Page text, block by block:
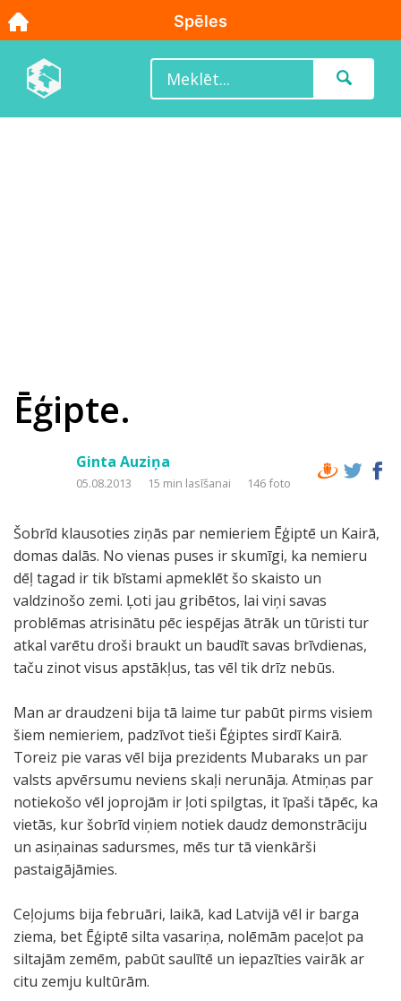
Ēģipte.
Ginta Auziņa
05.08.2013 15 min lasīšanai 146 foto
Šobrīd klausoties ziņās par nemieriem Ēģiptē un Kairā,
domas dalās. No vienas puses ir skumīgi, ka nemieru
dēļ tagad ir tik bīstami apmeklēt šo skaisto un
valdzinošo zemi. Ļoti jau gribētos, lai viņi savas
problēmas atrisinātu pēc iespējas ātrāk un tūristi tur
atkal varētu droši braukt un baudīt savas brīvdienas,
taču zinot visus apstākļus, tas vēl tik drīz nebūs.
Man ar draudzeni bija tā laime tur pabūt pirms visiem
šiem nemieriem, padzīvot tieši Ēģiptes sirdī Kairā.
Toreiz pie varas vēl bija prezidents Mubaraks un par
valsts apvērsumu neviens skaļi nerunāja. Atmiņas par
notiekošo vēl joprojām ir ļoti spilgtas, it īpaši tāpēc, ka
vietās, kur šobrīd viņiem notiek daudz demonstrāciju
un asiņainas sadursmes, mēs tur tā vienkārši
pastaigājāmies.
Ceļojums bija februāri, laikā, kad Latvijā vēl ir barga
ziema, bet Ēģiptē silta vasariņa, nolēmām paceļot pa
siltajām zemēm, pabūt saulītē un iepazīties vairāk ar
citu zemju kultūrām.